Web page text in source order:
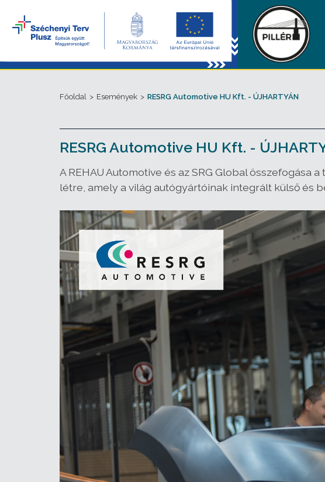
Főoldal > Események > RESRG Automotive HU Kft. - ÚJHARTYÁN
RESRG Automotive HU Kft. -
A REHAU Automotive és az SRG Global
létre, amely a világ autógyártóinak integrált külső és